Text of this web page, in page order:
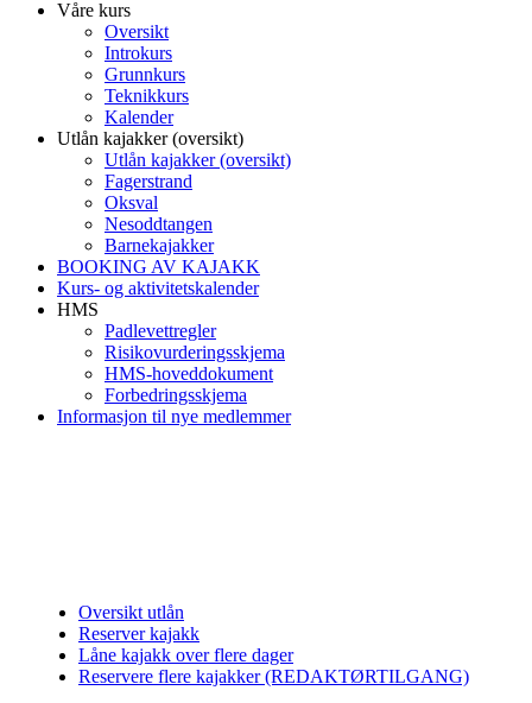
Våre kurs
Oversikt
Introkurs
Grunnkurs
Teknikkurs
Kalender
Utlån kajakker (oversikt)
Utlån kajakker (oversikt)
Fagerstrand
Oksval
Nesoddtangen
Barnekajakker
BOOKING AV KAJAKK
Kurs- og aktivitetskalender
HMS
Padlevettregler
Risikovurderingsskjema
HMS-hoveddokument
Forbedringsskjema
Informasjon til nye medlemmer
Oversikt utlån
Reserver kajakk
Låne kajakk over flere dager
Reservere flere kajakker (REDAKTØRTILGANG)